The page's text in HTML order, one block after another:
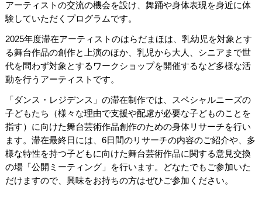
サイトマップ
アーティストの交流の機会を設け、舞踊や身体表現を身近に体
験していただくプログラムです。
2025年度滞在アーティストのはらだまほは、乳幼児を対象とす
る舞台作品の創作と上演のほか、乳児から大人、シニアまで世
代を問わず対象とするワークショップを開催するなど多様な活
動を行うアーティストです。
「ダンス・レジデンス」の滞在制作では、スペシャルニーズの
子どもたち（様々な理由で支援や配慮が必要な子どものことを
指す）に向けた舞台芸術作品創作のための身体リサーチを行い
ます。滞在最終日には、6日間のリサーチの内容のご紹介や、多
様な特性を持つ子どもに向けた舞台芸術作品に関する意見交換
の場「公開ミーティング」を行います。どなたでもご参加いた
だけますので、興味をお持ちの方はぜひご参加ください。